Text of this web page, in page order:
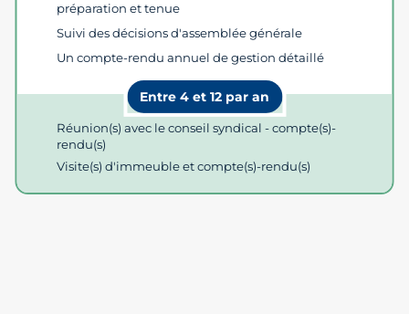
préparation et tenue
Suivi des décisions d'assemblée générale
Un compte-rendu annuel de gestion détaillé
Entre 4 et 12 par an
Réunion(s) avec le conseil syndical - compte(s)-
rendu(s)
Visite(s) d'immeuble et compte(s)-rendu(s)